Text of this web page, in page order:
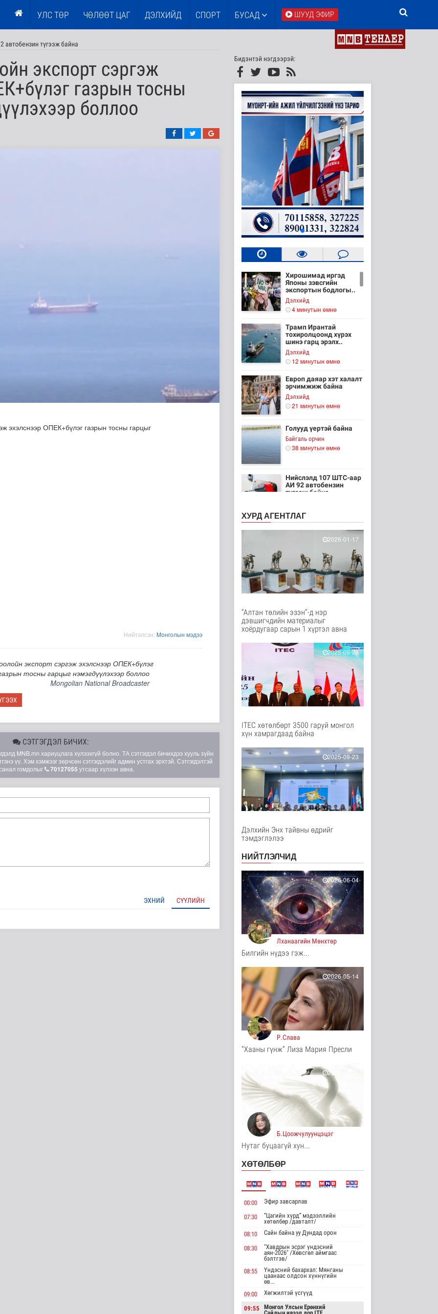
УЛС ТӨР ЧӨЛӨӨТ ЦАГ ДЭЛХИЙД СПОРТ БУСАД ШУУД ЭФИР
түгээж байна
байх вэ
экспорт сэргэж
газрын тосны
боллоо
эхэлснээр ОПЕК+бүлэг газрын тосны гарцыг
Нийтэлсэн: Moнголын мэдээ
экспорт сэргэж эхэлснээр ОПЕК+бүлэг
тосны гарцыг нэмэгдүүлэхээр боллоо
Mongolian National Broadcaster
СЭТГЭГДЭЛ БИЧИХ:
MNB.mn хариуцлага хүлээхгүй болно. ТА сэтгэгдэл бичихдээ хууль зүйн
үү. Хэм хэмжээг зөрчсөн сэтгэгдэлийг админ устгах эрхтэй. Сэтгэгдэлтэй
гомдолыг
70127055 утсаар хүлээн авна.
ЭХНИЙ СҮҮЛИЙН
Бидэнтэй нэгдээрэй:
Хирошимад иргэд
Японы зэвсгийн
экспортын бодлогы..
Дэлхийд
4 минутын өмнө
Трамп Ирантай
тохиролцоонд хүрэх
шинэ гарц эрэлх..
Дэлхийд
12 минутын өмнө
Европ даяар хэт халалт
эрчимжиж байна
Дэлхийд
21 минутын өмнө
Голууд үертэй байна
Байгаль орчин
38 минутын өмнө
Нийслэлд 107 ШТС-аар
АИ 92 автобензин
түгээж байна
45 минутын өмнө
Олон улсын туршлага
судлах сургалт,
дадлагад 14 ..
Нийгэм
1 цаг 11 минутын өмнө
Канадын Ерөнхий сайд
АНУ-тай хийж буй
худалдааны..
1 цаг 25 минутын өмнө
Мета компанид 567 сая
ногдуул..
2 цаг 55 минутын өмнө
Ирэх 10 хоногт цаг
агаар ямар байх вэ
Байгаль орчин
“Нүүрс пиролизийн
хувийн хэвшл..
3 цаг 32 минутын өмнө
Цэнхэр бүсэд гал
түймэр гарсан үед
хариу арга хэ..
Нийгэм
уялдаа нь Р..
Байгаль орчин
3 цаг 51 минутын өмнө
Хийлдэг завь, гудас,
хөвөгч тоглоом биш
Эрүүл мэнд
3 цаг 7 минутын өмнө
Нийслэлийн цэцэрлэгт
хамрагдах I шатны
бүртгэл э..
3 цаг 19 минутын өмнө
Долоодугаар сард
709.503 зөрчил
бүртгэгджээ
Нийгэм
3 цаг 26 минутын өмнө
үргэлжилж байна
3 цаг 29 минутын өмнө
Хогноос эрчим хүч
үйлдвэрлэх үйлдвэр 34
МВт-ын х..
4 цаг 47 минутын өмнө
Монелийн гудамжны
авто замыг өнөөдрөөс
Нийгэм
3613 иргэн өртөж, 118
Улс төр
4 цаг 8 минутын өмнө
Цөмийн эрчим хүчний
хөрөнгө оруулалтыг
2050 он х..
Дэлхийд
4 цаг 10 минутын өмнө
цагийн хооронд
ХУРД АГЕНТЛАГ
2026-01-17
“Алтан төлийн эзэн”-д нэр
дэвшигчдийн материалыг
хоёрдугаар сарын 1 хүртэл авна
2025-09-26
ITEC хөтөлбөрт 3500 гаруй монгол
хүн хамрагдаад байна
2025-09-23
Дэлхийн Энх тайвны өдрийг
тэмдэглэлээ
НИЙТЛЭЛЧИД
2026-06-04
Лханаагийн Мөнхтөр
Билгийн нүдээ гэж...
2026-05-14
Р.Слава
"Хааны гүнж” Лиза Мария Пресли
2026-05-14
Б.Цоожчулуунцэцэг
Нутаг буцаагүй хун...
ХӨТӨЛБӨР
00:00 Эфир завсарлав
07:30
“Цагийн хүрд” мэдээллийн
хөтөлбөр /давталт/
08:10
Сайн байна уу Дундад орон
08:30
"Хавдрын эсрэг үндэсний
аян-2026" /Хөвсгөл аймгаас
бэлтгэв/
08:55
Үндэсний бахархал: Мянганы
цаанаас олдсон хүннүгийн
өв...
09:00
Хөгжилтэй үсгүүд
09:55
Монгол Улсын Ерөнхий